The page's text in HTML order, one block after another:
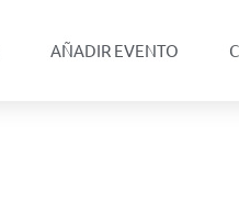
AÑADIR EVENTO